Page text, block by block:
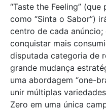
“Taste the Feeling”
como “Sinta o Sabor”)
centro de cada
conquistar mais
disputada categoria de
grande mudança
uma abordagem “one-
unir múltiplas
Zero em uma única